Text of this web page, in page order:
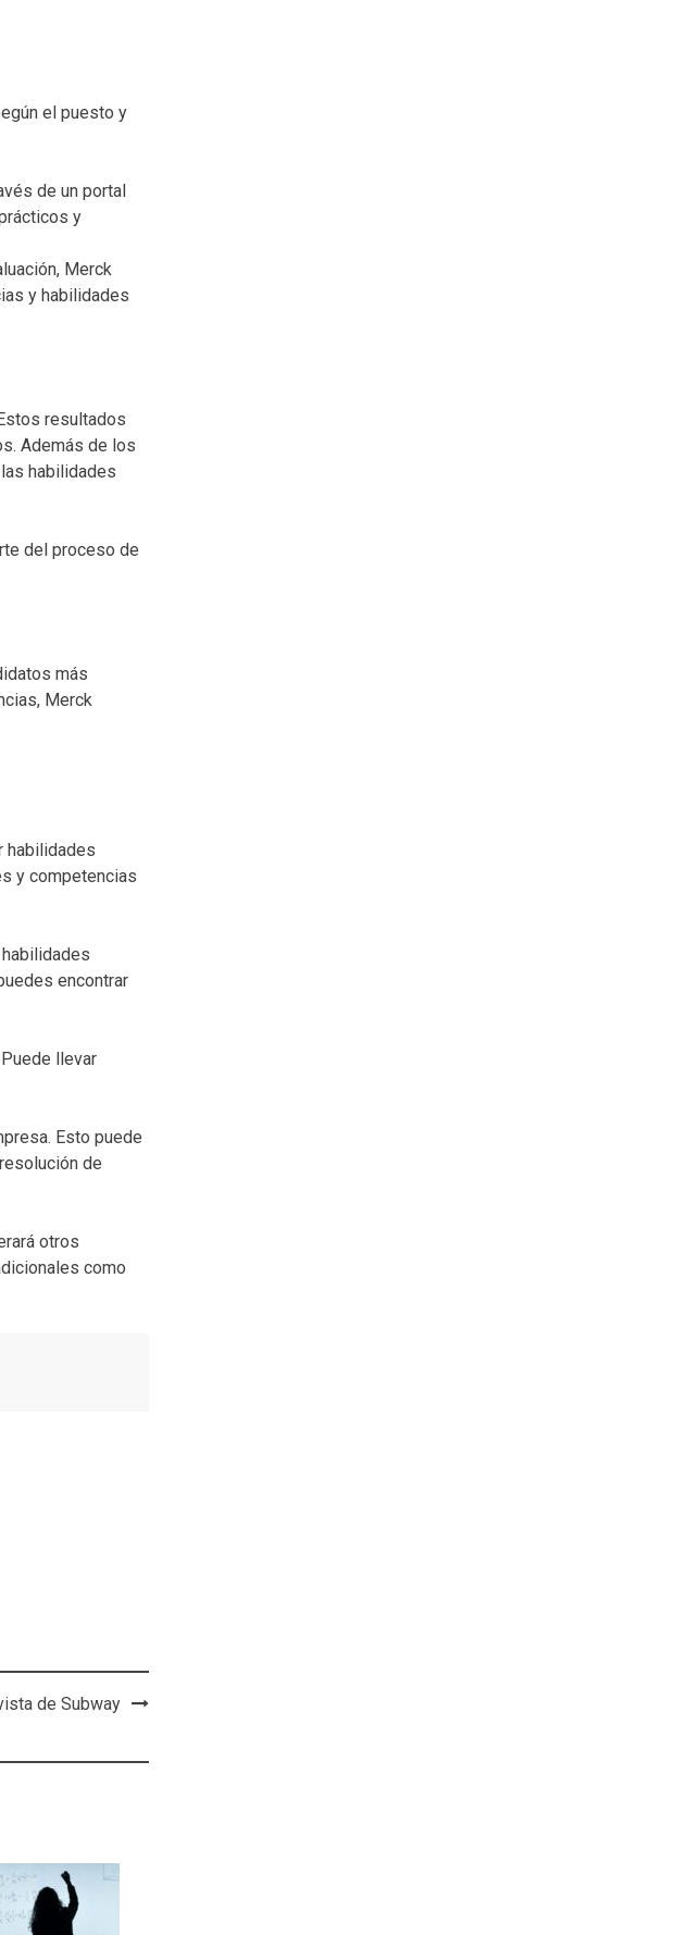
el puesto y
de un portal
y
Merck
y habilidades
resultados
Además de los
habilidades
del proceso de
más
Merck
habilidades
y competencias
encontrar
llevar
Esto puede
de
otros
como
de Subway